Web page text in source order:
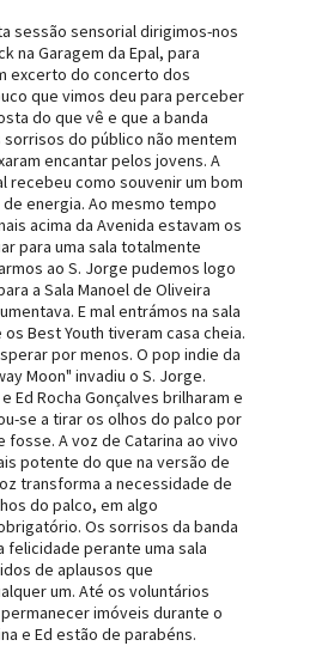
sessão sensorial dirigimos-nos
na Garagem da Epal, para
excerto do concerto dos
que vimos deu para perceber
do que vê e que a banda
sorrisos do público não mentem
encantar pelos jovens. A
recebeu como souvenir um bom
energia. Ao mesmo tempo
acima da Avenida estavam os
para uma sala totalmente
ao S. Jorge pudemos logo
a Sala Manoel de Oliveira
E mal entrámos na sala
Best Youth tiveram casa cheia.
por menos. O pop indie da
Moon" invadiu o S. Jorge.
Ed Rocha Gonçalves brilharam e
se a tirar os olhos do palco por
fosse. A voz de Catarina ao vivo
potente do que na versão de
transforma a necessidade de
do palco, em algo
Os sorrisos da banda
felicidade perante uma sala
de aplausos que
um. Até os voluntários
imóveis durante o
e Ed estão de parabéns.